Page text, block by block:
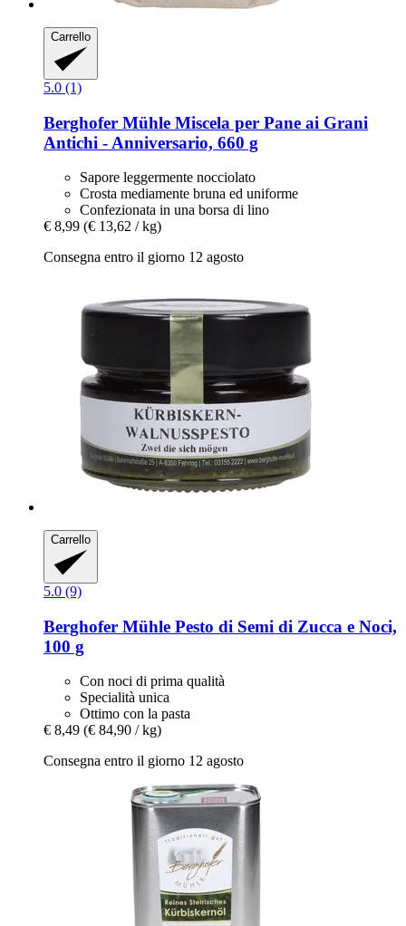
Carrello
5.0 (1)
Berghofer Mühle Miscela per Pane ai Grani
Antichi -​ Anniversario, 660 g
Sapore leggermente nocciolato
Crosta mediamente bruna ed uniforme
Confezionata in una borsa di lino
€ 8,99 (€ 13,62 / kg)
Consegna entro il giorno 12 agosto
Carrello
5.0 (9)
Berghofer Mühle Pesto di Semi di Zucca e Noci,
100 g
Con noci di prima qualità
Specialità unica
Ottimo con la pasta
€ 8,49 (€ 84,90 / kg)
Consegna entro il giorno 12 agosto